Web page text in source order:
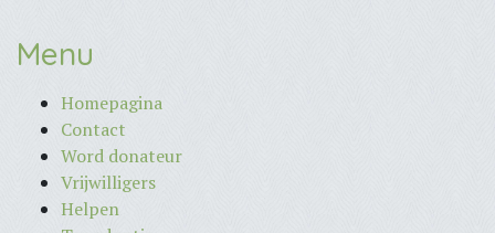
Menu
Homepagina
Contact
Word donateur
Vrijwilligers
Helpen